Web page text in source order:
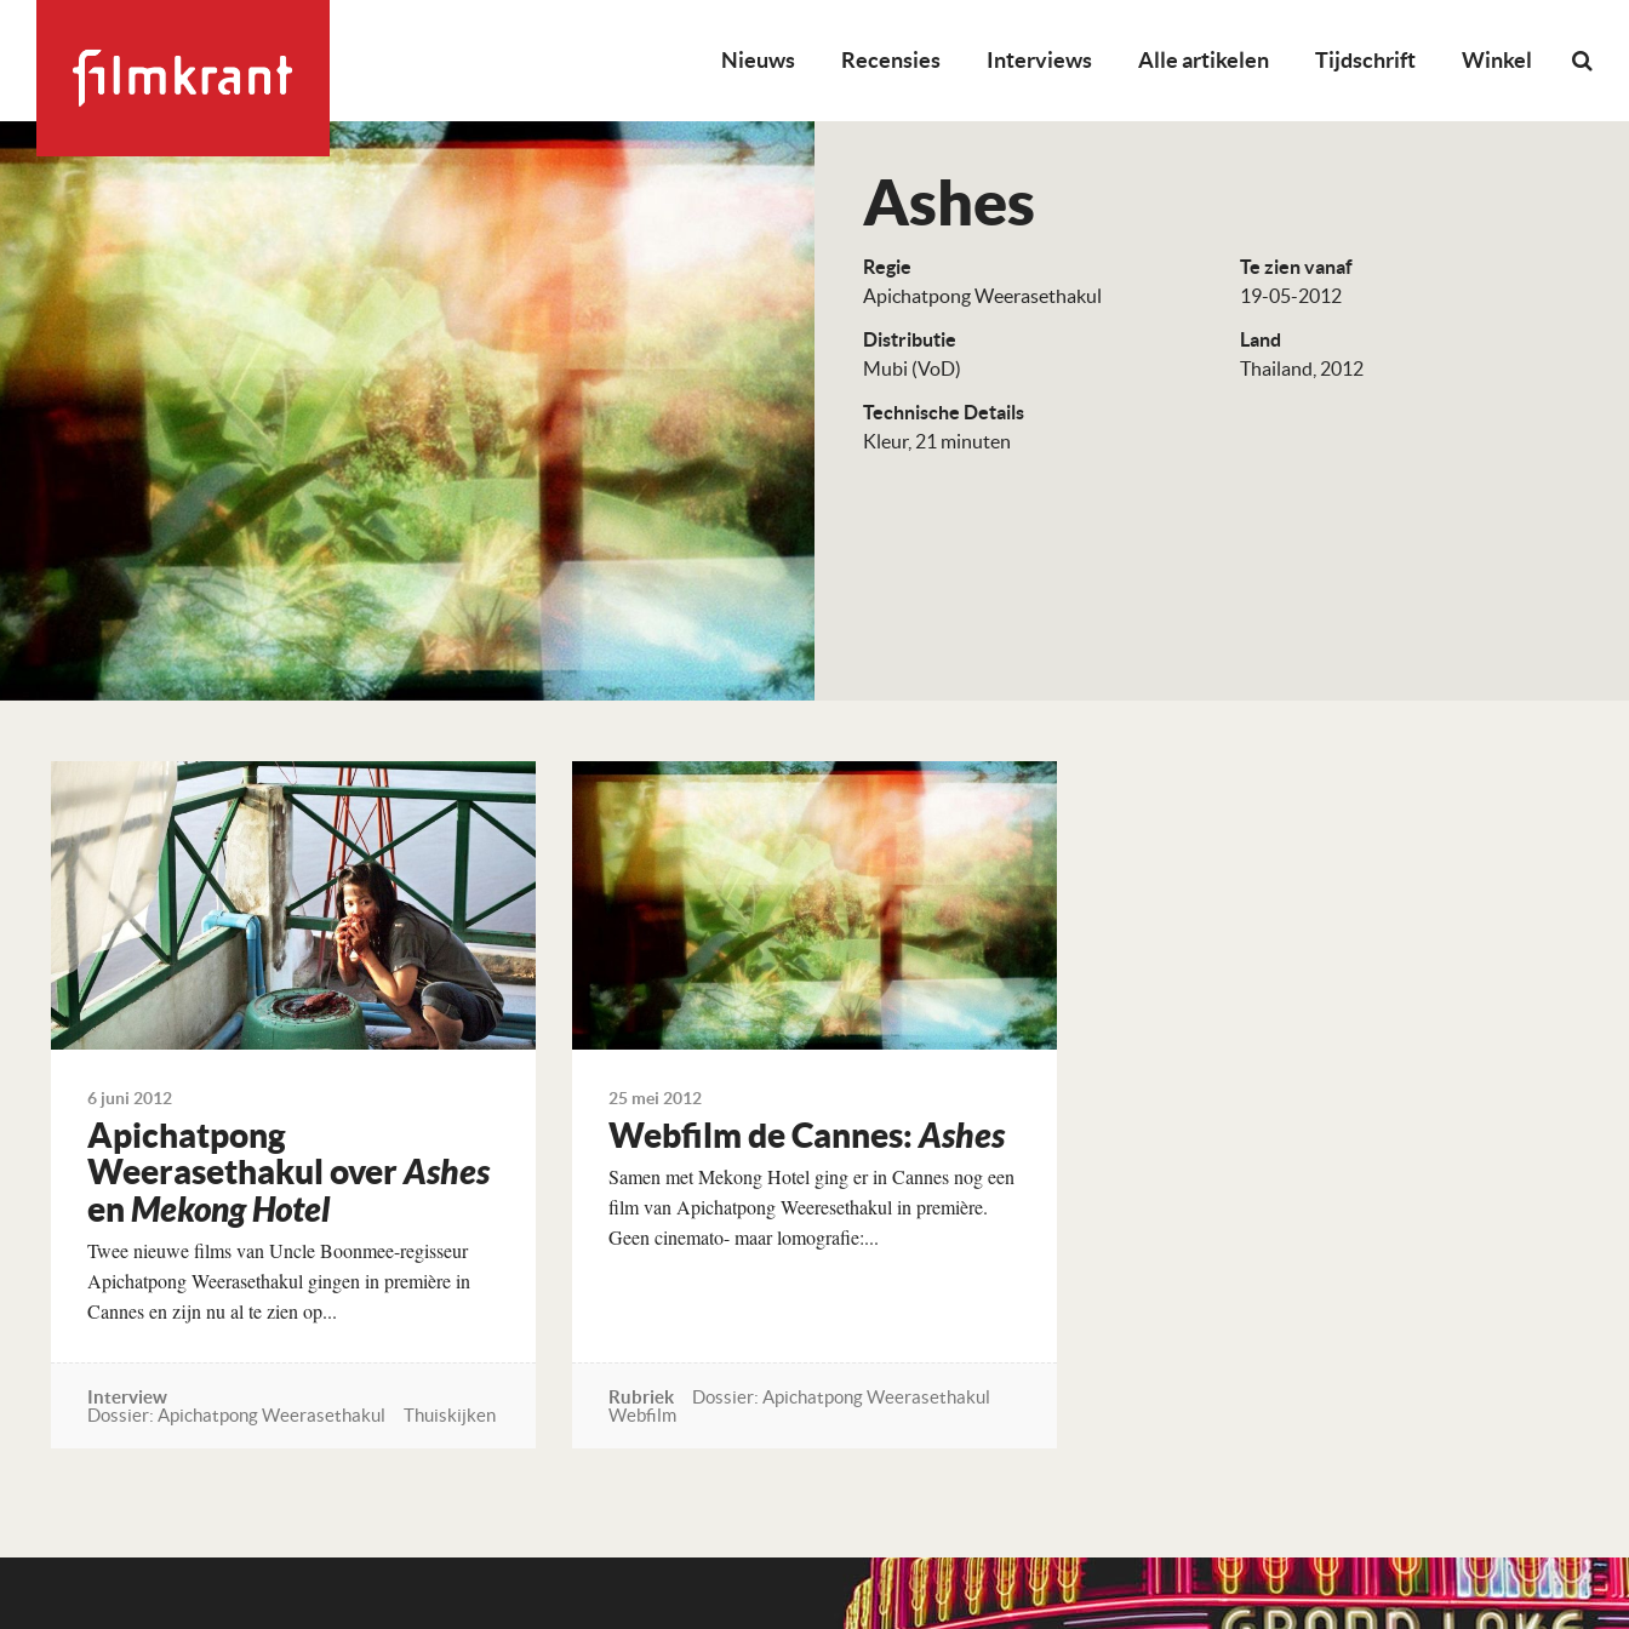
Nieuws Recensies Interviews Alle artikelen Tijdschrift Winkel
Ashes
Regie
Apichatpong Weerasethakul
Distributie
Mubi (VoD)
Technische Details
Kleur, 21 minuten
Te zien vanaf
19-05-2012
Land
Thailand, 2012
6 juni 2012
Apichatpong
Weerasethakul overAshes
enMekong Hotel
Twee nieuwe films van Uncle Boonmee-regisseur
Apichatpong Weerasethakul gingen in première in
Cannes en zijn nu al te zien op...
Interview
Dossier: Apichatpong Weerasethakul
Thuiskijken
25 mei 2012
Webfilm de Cannes:Ashes
Samen met Mekong Hotel ging er in Cannes nog een
film van Apichatpong Weeresethakul in première.
Geen cinemato- maar lomografie:...
Rubriek
Dossier: Apichatpong Weerasethakul
Webfilm